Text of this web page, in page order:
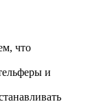
что
и